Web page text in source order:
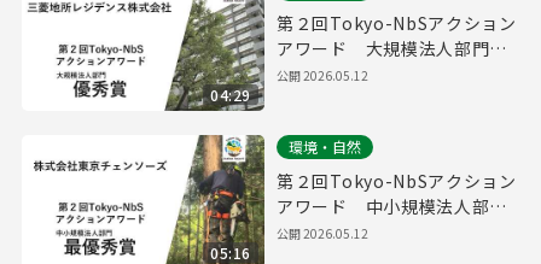
04:29
第２回Tokyo-NbSアクション
アワード 大規模法人部門
優秀賞取組紹介（三菱地所レ
公開2026.05.12
05:16
環境・自然
第２回Tokyo-NbSアクション
アワード 中小規模法人部
門 最優秀賞取組紹介（株式
公開2026.05.12